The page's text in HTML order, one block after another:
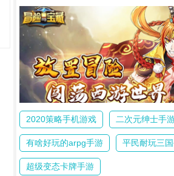
2020策略手机游戏 二次元绅士手
有啥好玩的arpg手游 平民耐玩三
超级变态卡牌手游